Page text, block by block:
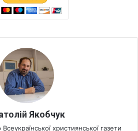
Якобчук
християнської газети